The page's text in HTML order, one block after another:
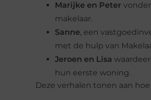
Marijke en Peter
makelaar.
Sanne, een
met de hulp van
Jeroen en Lisa
hun eerste woning.
Deze verhalen tonen aan